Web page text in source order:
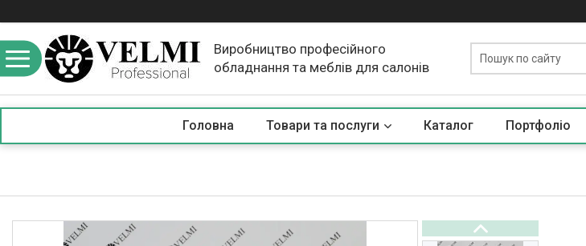
Виробництво професійного
обладнання та меблів для салонів
Головна Товари та послуги Каталог Портфоліо